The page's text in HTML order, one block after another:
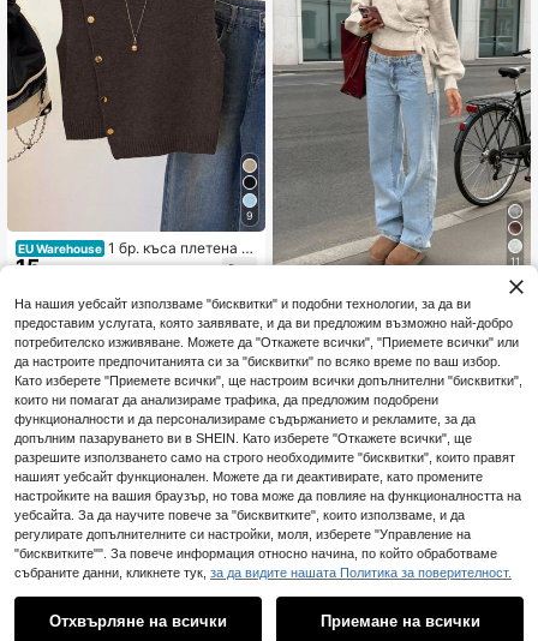
9
EU Warehouse 1 бр. къса плетена ж
илетка без ръкави в едноцветен
рични копчета, моден слой за лят
15 11
Есенен/зимен пуловер с обертка
и връзки, задължителен за носен
е у дома, подходящ за ежедневно
пътуване до работа, срещи, пътув
ания и различни поводи
18
На нашия уебсайт използваме "бисквитки" и подобни технологии, за да ви
предоставим услугата, която заявявате, и да ви предложим възможно най-добро
потребителско изживяване. Можете да "Откажете всички", "Приемете всички" или
да настроите предпочитанията си за "бисквитки" по всяко време по ваш избор.
Като изберете "Приемете всички", ще настроим всички допълнителни "бисквитки",
които ни помагат да анализираме трафика, да предложим подобрени
функционалности и да персонализираме съдържанието и рекламите, за да
допълним пазаруването ви в SHEIN. Като изберете "Откажете всички", ще
разрешите използването само на строго необходимите "бисквитки", които правят
нашият уебсайт функционален. Можете да ги деактивирате, като промените
настройките на вашия браузър, но това може да повлияе на функционалността на
уебсайта. За да научите повече за "бисквитките", които използваме, и да
регулирате допълнителните си настройки, моля, изберете "Управление на
"бисквитките"". За повече информация относно начина, по който обработваме
събраните данни, кликнете тук, за да видите нашата Политика за поверителност.
Отхвърляне на всички Приемане на всички